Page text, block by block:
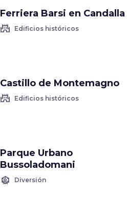
Ferriera Barsi en Candalla
castle Edificios históricos
Castillo de Montemagno
castle Edificios históricos
Parque Urbano
Bussoladomani
attractions Diversión